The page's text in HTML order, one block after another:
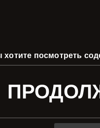
посмотреть